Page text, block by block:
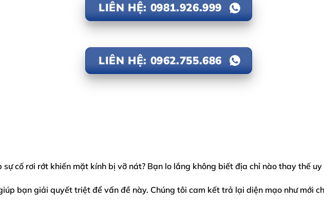
LIÊN HỆ: 0981.926.999
LIÊN HỆ: 0962.755.686
cố rơi rớt khiến mặt kính bị vỡ nát? Bạn lo lắng không biết địa chỉ nào thay thế
bạn giải quyết triệt để vấn đề này. Chúng tôi cam kết trả lại diện mạo như mới